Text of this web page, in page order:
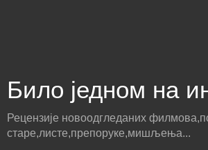
Било једном на
Рецензије новоодгледаних
старе,листе,препоруке,мишљења...